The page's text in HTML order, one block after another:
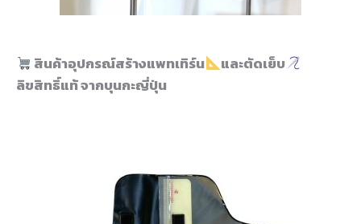
สินค้าอุปกรณ์สร้างแพทเทิร์น
และตัดเย็บ
ลิขสิทธิ์แท้ จากบุนกะญี่ปุ่น